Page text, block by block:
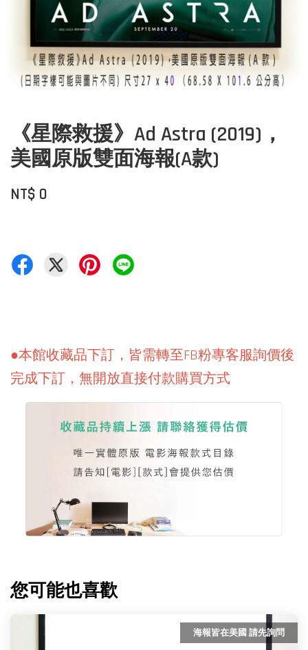
《星際救援》Ad Astra (2019)，
美國原版雙面海報(A款)
NT$ 0
●本館收藏品下訂，皆需轉至FB粉專客服詢價後
完成下訂，無開放直接付款購買方式
您可能也喜歡
海報皆在美國 請先詢問